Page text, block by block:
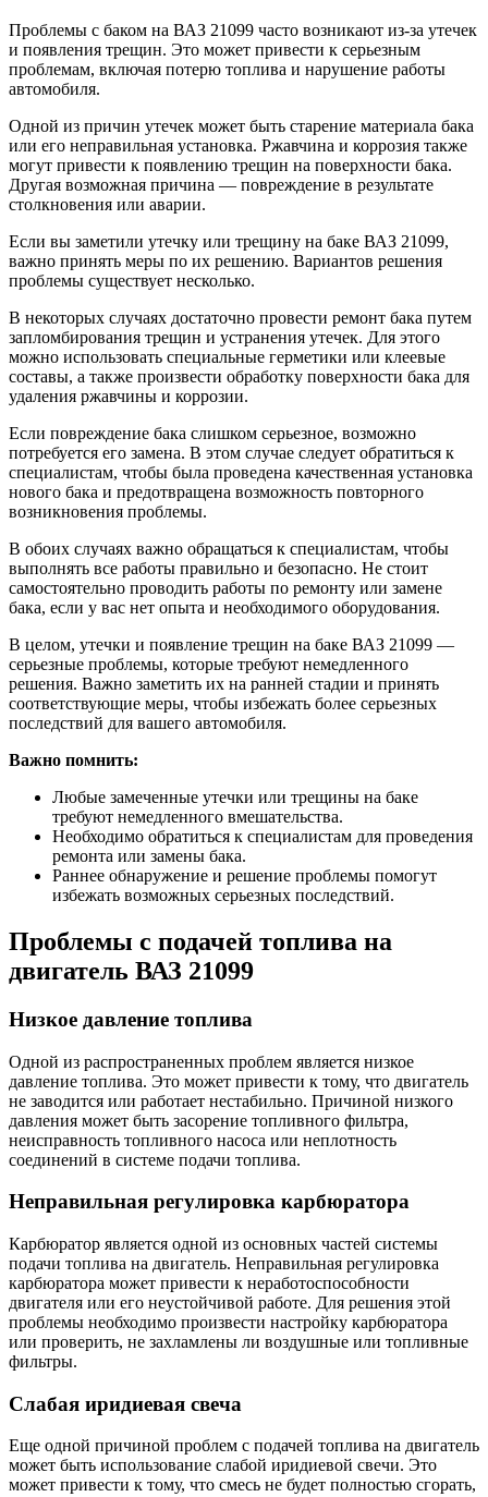
Проблемы с баком на ВАЗ 21099 часто возникают из-за утечек
и появления трещин. Это может привести к серьезным
проблемам, включая потерю топлива и нарушение работы
автомобиля.
Одной из причин утечек может быть старение материала бака
или его неправильная установка. Ржавчина и коррозия также
могут привести к появлению трещин на поверхности бака.
Другая возможная причина — повреждение в результате
столкновения или аварии.
Если вы заметили утечку или трещину на баке ВАЗ 21099,
важно принять меры по их решению. Вариантов решения
проблемы существует несколько.
В некоторых случаях достаточно провести ремонт бака путем
запломбирования трещин и устранения утечек. Для этого
можно использовать специальные герметики или клеевые
составы, а также произвести обработку поверхности бака для
удаления ржавчины и коррозии.
Если повреждение бака слишком серьезное, возможно
потребуется его замена. В этом случае следует обратиться к
специалистам, чтобы была проведена качественная установка
нового бака и предотвращена возможность повторного
возникновения проблемы.
В обоих случаях важно обращаться к специалистам, чтобы
выполнять все работы правильно и безопасно. Не стоит
самостоятельно проводить работы по ремонту или замене
бака, если у вас нет опыта и необходимого оборудования.
В целом, утечки и появление трещин на баке ВАЗ 21099 —
серьезные проблемы, которые требуют немедленного
решения. Важно заметить их на ранней стадии и принять
соответствующие меры, чтобы избежать более серьезных
последствий для вашего автомобиля.
Важно помнить:
Любые замеченные утечки или трещины на баке
требуют немедленного вмешательства.
Необходимо обратиться к специалистам для проведения
ремонта или замены бака.
Раннее обнаружение и решение проблемы помогут
избежать возможных серьезных последствий.
Проблемы с подачей топлива на
двигатель ВАЗ 21099
Низкое давление топлива
Одной из распространенных проблем является низкое
давление топлива. Это может привести к тому, что двигатель
не заводится или работает нестабильно. Причиной низкого
давления может быть засорение топливного фильтра,
неисправность топливного насоса или неплотность
соединений в системе подачи топлива.
Неправильная регулировка карбюратора
Карбюратор является одной из основных частей системы
подачи топлива на двигатель. Неправильная регулировка
карбюратора может привести к неработоспособности
двигателя или его неустойчивой работе. Для решения этой
проблемы необходимо произвести настройку карбюратора
или проверить, не захламлены ли воздушные или топливные
фильтры.
Слабая иридиевая свеча
Еще одной причиной проблем с подачей топлива на двигатель
может быть использование слабой иридиевой свечи. Это
может привести к тому, что смесь не будет полностью сгорать,